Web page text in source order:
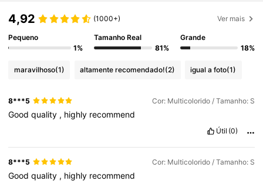
4,92 (1000+) Ver mais
Pequeno
1%
Tamanho Real
81%
Grande
18%
maravilhoso(1) altamente recomendado!(2) igual a foto(1)
8***5 Cor: Multicolorido / Tamanho: S
Goodquality , highly recommend
Útil (0)
8***5 Cor: Multicolorido / Tamanho: S
Goodquality , highly recommend